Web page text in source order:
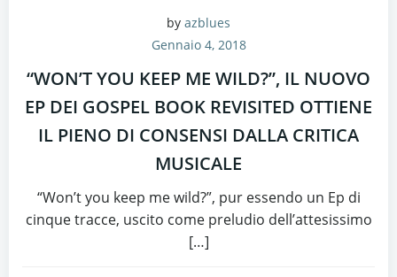
by azblues
Gennaio 4, 2018
“WON’T YOU KEEP ME WILD?”, IL NUOVO
EP DEI GOSPEL BOOK REVISITED OTTIENE
IL PIENO DI CONSENSI DALLA CRITICA
MUSICALE
“Won’t you keep me wild?”, pur essendo un Ep di
cinque tracce, uscito come preludio dell’attesissimo
[…]